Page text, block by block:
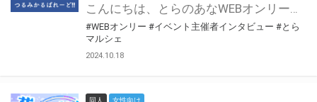
こんにちは、とらのあなWEBオンリー運営スタッフです。 新たにお届けする、イベント主催者インタビュー-マルシェ編-は、 とらのあなWEBオンリー「マルシェ」をご利用した主催様に 「マルシェ」を使って開催した感想や心がけをお聞きする企画です。 今回は、WEBオンリー初開催「つるみかるぱれーど
#WEBオンリー #イベント主催者インタビュー #とら
マルシェ
2024.10.18